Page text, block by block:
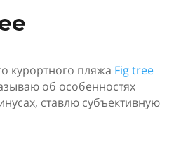
курортного пляжа Fig tree
об особенностях
ставлю субъективную